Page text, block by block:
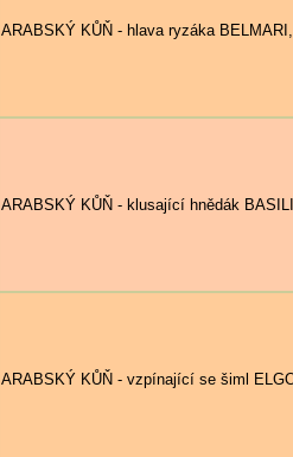
ARABSKÝ KŮŇ - hlava ryzáka
ARABSKÝ KŮŇ - klusající hnědák
ARABSKÝ KŮŇ - vzpínající se šiml